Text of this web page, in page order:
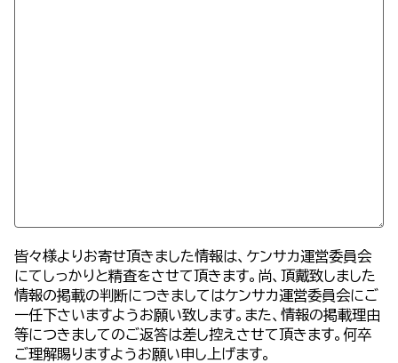
皆々様よりお寄せ頂きました情報は、ケンサカ運営委員会
にてしっかりと精査をさせて頂きます。尚、頂戴致しました
情報の掲載の判断につきましてはケンサカ運営委員会にご
一任下さいますようお願い致します。また、情報の掲載理由
等につきましてのご返答は差し控えさせて頂きます。何卒
ご理解賜りますようお願い申し上げます。